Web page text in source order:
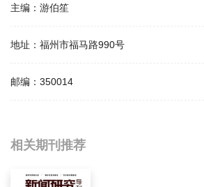
主编： 游伯笙
地址： 福州市福马路990号
邮编： 350014
相关提问
福州党校学报影响因子是多少？
相关期刊推荐